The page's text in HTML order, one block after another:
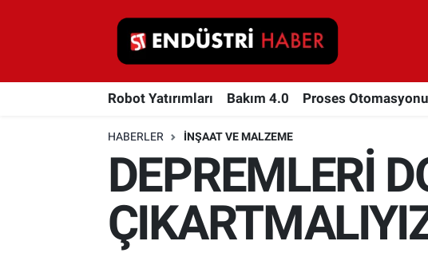
Robot Yatırımları Bakım 4.0 Proses Otomasyonu
HABERLER İNŞAAT VE MALZEME
DEPREMLERİ
Robot Yatırımları
Proses Otomasyonu
Otomasyon